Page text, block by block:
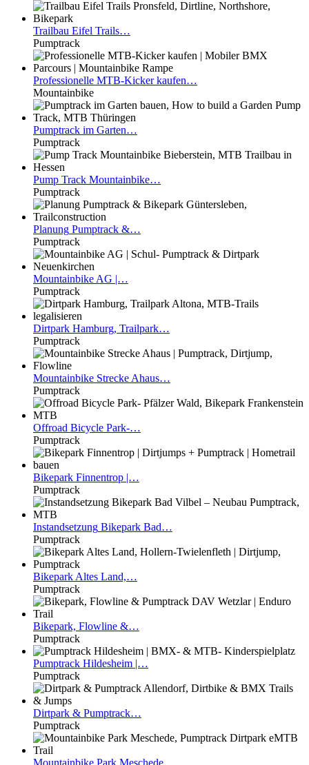
Trailbau Eifel Trails…
Pumptrack
Professionelle MTB-Kicker kaufen…
Mountainbike
Pumptrack im Garten…
Pumptrack
Pump Track Mountainbike…
Pumptrack
Planung Pumptrack &…
Pumptrack
Mountainbike AG |…
Pumptrack
Dirtpark Hamburg, Trailpark…
Pumptrack
Mountainbike Strecke Ahaus…
Pumptrack
Offroad Bicycle Park-…
Pumptrack
Bikepark Finnentrop |…
Pumptrack
Instandsetzung Bikepark Bad…
Pumptrack
Bikepark Altes Land,…
Pumptrack
Bikepark, Flowline &…
Pumptrack
Pumptrack Hildesheim |…
Pumptrack
Dirtpark & Pumptrack…
Pumptrack
Mountainbike Park Meschede,…